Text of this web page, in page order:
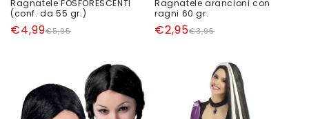
Ragnatele FOSFORESCENTI
(conf. da 55 gr.)
Prezzo€5,95
Prezzo
€4,99
Ragnatele arancioni con
ragni 60 gr.
Prezzo€3,95
Prezzo
€2,95